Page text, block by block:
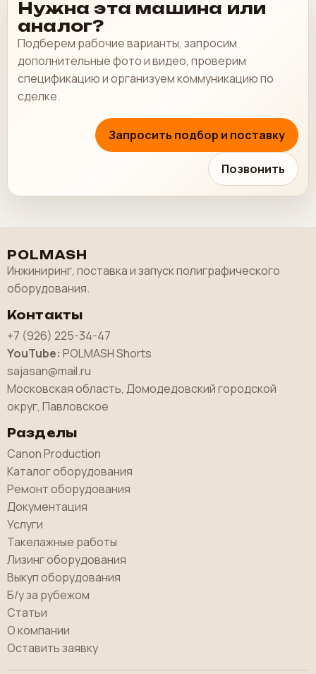
Нужна эта машина или
аналог?
Подберем рабочие варианты, запросим
дополнительные фото и видео, проверим
спецификацию и организуем коммуникацию по
сделке.
Запросить подбор и поставку
Позвонить
POLMASH
Инжиниринг, поставка и запуск полиграфического
оборудования.
Контакты
+7 (926) 225-34-47
YouTube: POLMASH Shorts
sajasan@mail.ru
Московская область, Домодедовский городской
округ, Павловское
Разделы
Canon Production
Каталог оборудования
Ремонт оборудования
Документация
Услуги
Такелажные работы
Лизинг оборудования
Выкуп оборудования
Б/у за рубежом
Статьи
О компании
Оставить заявку